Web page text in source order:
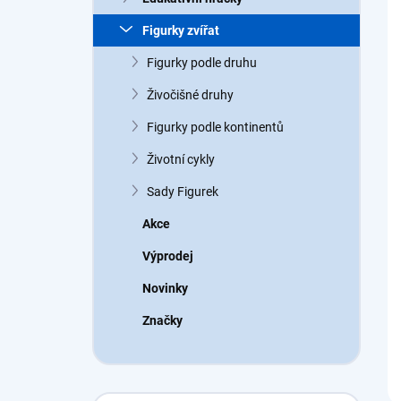
a
n
Figurky zvířat
Figurky podle druhu
Živočišné druhy
Figurky podle kontinentů
Životní cykly
Sady Figurek
Akce
Výprodej
Novinky
Značky